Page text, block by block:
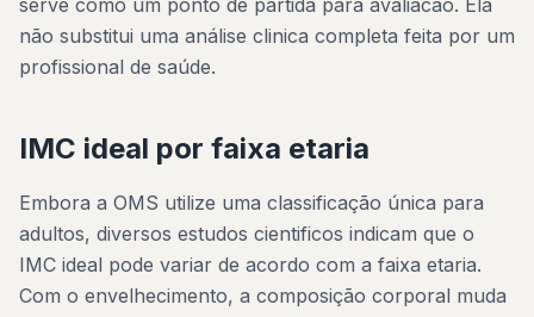
serve como um ponto de partida para avaliacao. Ela
não substitui uma análise clinica completa feita por um
profissional de saúde.
IMC ideal por faixa etaria
Embora a OMS utilize uma classificação única para
adultos, diversos estudos cientificos indicam que o
IMC ideal pode variar de acordo com a faixa etaria.
Com o envelhecimento, a composição corporal muda